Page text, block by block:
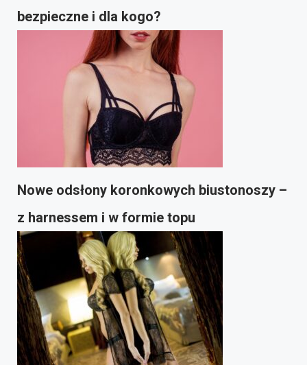
bezpieczne i dla kogo?
Nowe odsłony koronkowych biustonoszy –
z harnessem i w formie topu